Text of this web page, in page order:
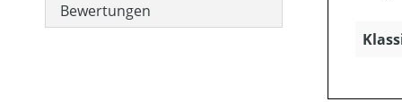
Bewertungen